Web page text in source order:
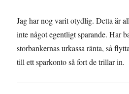
Jag har nog varit otydlig. Detta är
inte något egentligt sparande. Har
storbankernas urkassa ränta, så
till ett sparkonto så fort de trillar in.